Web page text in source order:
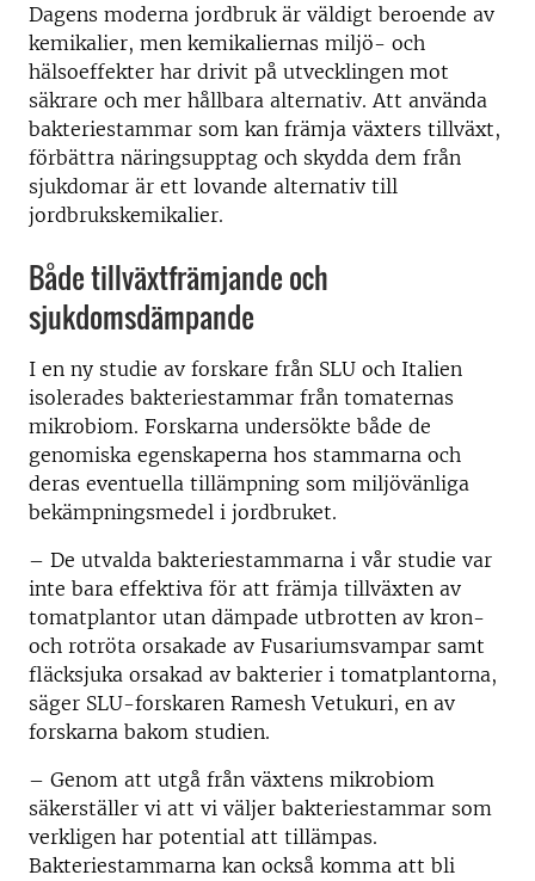
Dagens moderna jordbruk är väldigt beroende av
kemikalier, men kemikaliernas miljö- och
hälsoeffekter har drivit på utvecklingen mot
säkrare och mer hållbara alternativ. Att använda
bakteriestammar som kan främja växters tillväxt,
förbättra näringsupptag och skydda dem från
sjukdomar är ett lovande alternativ till
jordbrukskemikalier.
Både tillväxtfrämjande och
sjukdomsdämpande
I en ny studie av forskare från SLU och Italien
isolerades bakteriestammar från tomaternas
mikrobiom. Forskarna undersökte både de
genomiska egenskaperna hos stammarna och
deras eventuella tillämpning som miljövänliga
bekämpningsmedel i jordbruket.
– De utvalda bakteriestammarna i vår studie var
inte bara effektiva för att främja tillväxten av
tomatplantor utan dämpade utbrotten av kron-
och rotröta orsakade av Fusariumsvampar samt
fläcksjuka orsakad av bakterier i tomatplantorna,
säger SLU-forskaren Ramesh Vetukuri, en av
forskarna bakom studien.
– Genom att utgå från växtens mikrobiom
säkerställer vi att vi väljer bakteriestammar som
verkligen har potential att tillämpas.
Bakteriestammarna kan också komma att bli